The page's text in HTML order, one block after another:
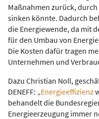
Maßnahmen zurück,
sinken könnte. Dadurch
die Energiewende, da mit
für den Umbau von
Die Kosten dafür tragen
Unternehmen und
Dazu Christian Noll,
DENEFF: „Energieeffizienz
behandelt die
Energieerzeugung immer